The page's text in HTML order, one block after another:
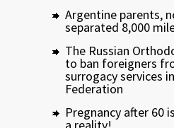
Argentine parents,
separated 8,000
The Russian
to ban foreigners
surrogacy services
Federation
Pregnancy after 60
a reality!